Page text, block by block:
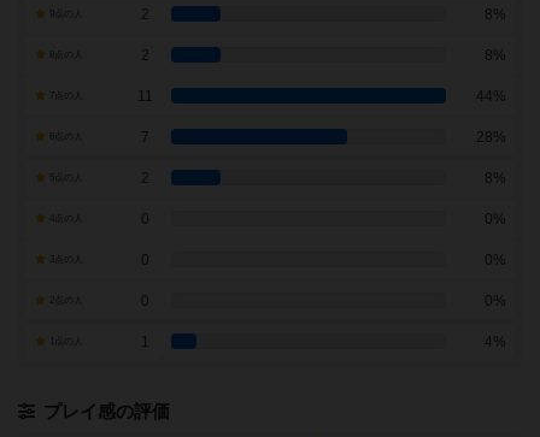
9点の人 2 8%
2 8%
7点の人 11 44%
7 28%
2 8%
0 0%
0 0%
0 0%
1 4%
プレイ感の評価